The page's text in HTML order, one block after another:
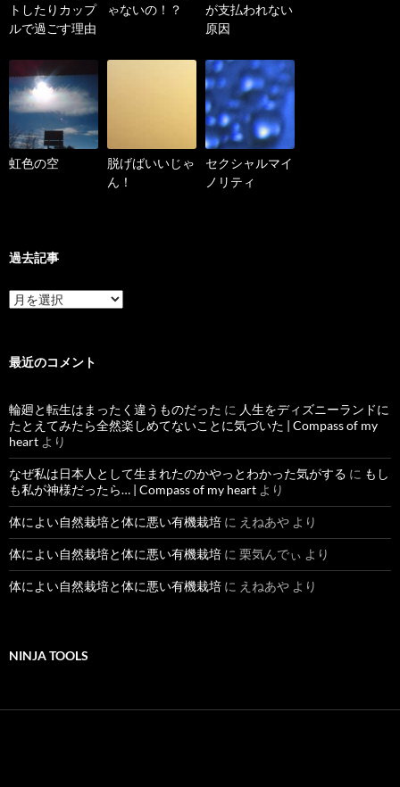
トしたりカップ
ルで過ごす理由
ゃないの！？
が支払われない
原因
虹色の空
脱げばいいじゃ
ん！
セクシャルマイ
ノリティ
過去記事
過
去
最近のコメント
輪廻と転生はまったく違うものだった に 人生をディズニーランドに
たとえてみたら全然楽しめてないことに気づいた | Compass of my
heart より
なぜ私は日本人として生まれたのかやっとわかった気がする に もし
も私が神様だったら… | Compass of my heart より
体によい自然栽培と体に悪い有機栽培 に えねあや より
体によい自然栽培と体に悪い有機栽培 に 栗気んでぃ より
体によい自然栽培と体に悪い有機栽培 に えねあや より
NINJA TOOLS